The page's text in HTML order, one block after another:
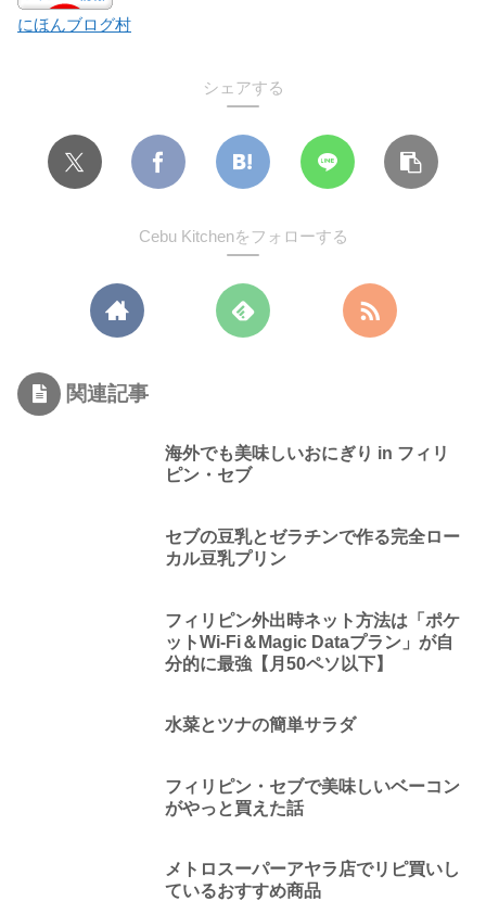
にほんブログ村
シェアする
Cebu Kitchenをフォローする
関連記事
海外でも美味しいおにぎり in フィリ
ピン・セブ
セブの豆乳とゼラチンで作る完全ロー
カル豆乳プリン
フィリピン外出時ネット方法は「ポケ
ットWi-Fi＆Magic Dataプラン」が自
分的に最強【月50ペソ以下】
水菜とツナの簡単サラダ
フィリピン・セブで美味しいベーコン
がやっと買えた話
メトロスーパーアヤラ店でリピ買いし
ているおすすめ商品